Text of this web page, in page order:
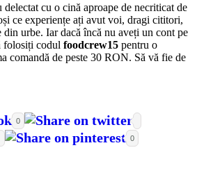
cu o cină aproape de necriticat de
ce experiențe ați avut voi, dragi cititori,
din urbe. Iar dacă încă nu aveți un cont pe
folosiți codul foodcrew15 pentru o
comandă de peste 30 RON. Să vă fie de
0
0